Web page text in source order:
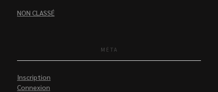
NON CLASSÉ
MÉTA
Inscription
Connexion